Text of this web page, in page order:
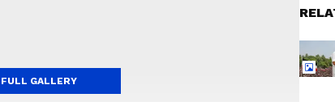
FULL GALLERY